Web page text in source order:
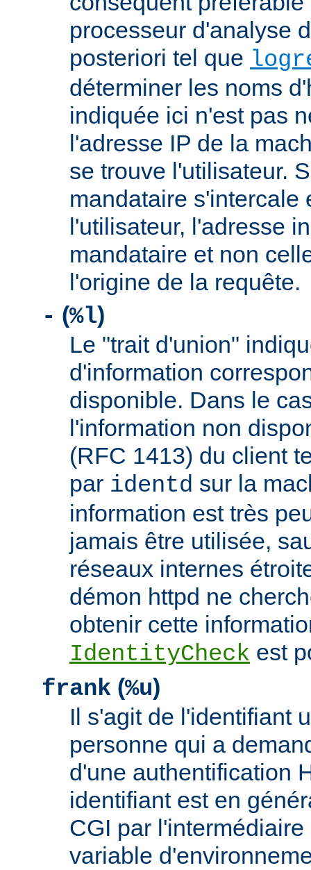
processeur d'analyse
posteriori tel que
déterminer les noms
indiquée ici n'est pas
l'adresse IP de la
se trouve l'utilisateur.
mandataire s'intercale
l'utilisateur, l'adresse
mandataire et non
l'origine de la requête.
- (%l)
Le "trait d'union"
d'information
disponible. Dans le
l'information non
(RFC 1413) du client
par identd sur la
information est très
jamais être utilisée,
réseaux internes
démon httpd ne
obtenir cette
IdentityCheck est
frank (%u)
Il s'agit de l'identifiant
personne qui a
d'une authentification
identifiant est en
CGI par
variable